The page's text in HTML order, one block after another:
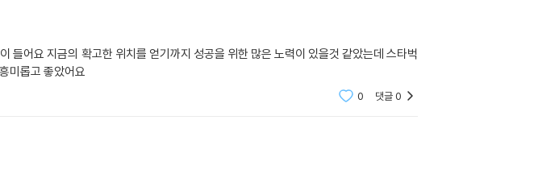
들어요 지금의 확고한 위치를 얻기까지 성공을 위한 많은 노력이 있을것 같았는데 스타벅
미롭고 좋았어요
0 댓글0